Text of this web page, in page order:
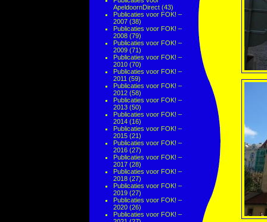
ApeldoornDirect (43)
Publicaties voor FOK! –
2007 (38)
Publicaties voor FOK! –
2008 (79)
Publicaties voor FOK! –
2009 (71)
Publicaties voor FOK! –
2010 (70)
Publicaties voor FOK! –
2011 (59)
Publicaties voor FOK! –
2012 (58)
Publicaties voor FOK! –
2013 (50)
Publicaties voor FOK! –
2014 (16)
Publicaties voor FOK! –
2015 (21)
Publicaties voor FOK! –
2016 (27)
Publicaties voor FOK! –
2017 (28)
Publicaties voor FOK! –
2018 (27)
Publicaties voor FOK! –
2019 (27)
Publicaties voor FOK! –
2020 (26)
Publicaties voor FOK! –